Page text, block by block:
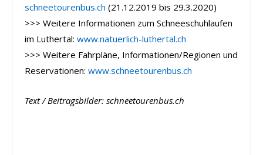
schneetourenbus.ch (21.12.2019 bis 29.3.2020)
>>> Weitere Informationen zum Schneeschuhlaufen
im Luthertal:www.natuerlich-luthertal.ch
>>> Weitere Fahrpläne, Informationen/Regionen und
Reservationen:www.schneetourenbus.ch
Text / Beitragsbilder: schneetourenbus.ch